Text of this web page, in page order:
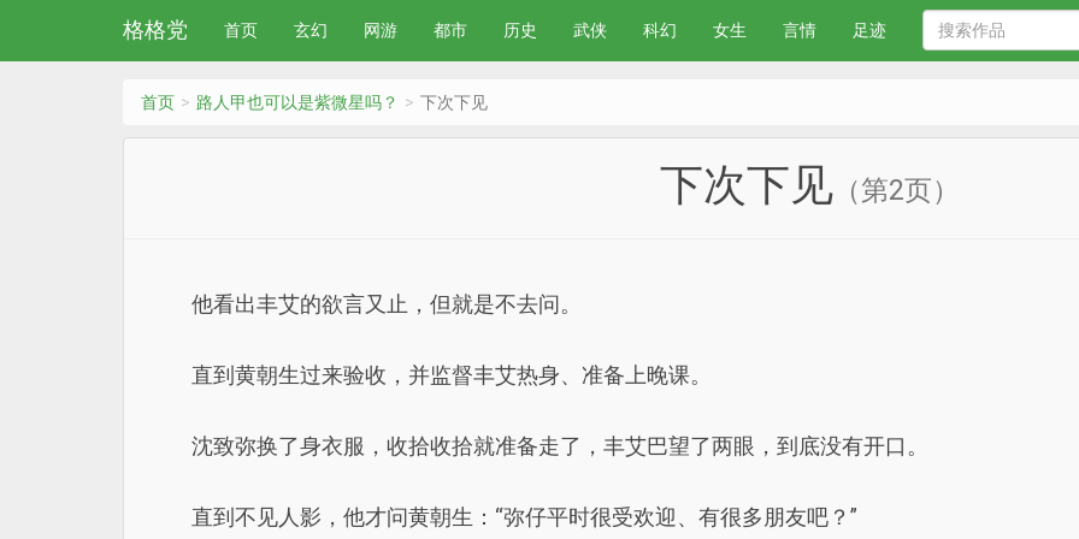
格格党 首页 玄幻 网游 都市 历史 武侠 科幻 女生 言情 足迹
首页 路人甲也可以是紫微星吗？ 下次下见
下次下见（第2页）
他看出丰艾的欲言又止，但就是不去问。
直到黄朝生过来验收，并监督丰艾热身、准备上晚课。
沈致弥换了身衣服，收拾收拾就准备走了，丰艾巴望了两眼，到底没有开口。
直到不见人影，他才问黄朝生：“弥仔平时很受欢迎、有很多朋友吧？”